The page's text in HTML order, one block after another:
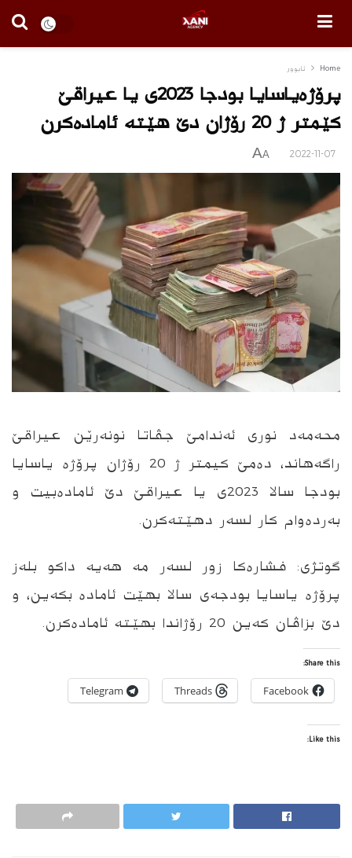
Home ئابوور
پرۆژه‌یاسایا بودجا 2023ى یا عیراقێ
كێمتر ژ 20 رۆژان دێ هێته‌ ئاماده‌كرن
2022-11-07
A
A
محه‌مه‌د نوری ئه‌ندامێ جڤاتا نونه‌رێن عیراقێ
راگه‌هاند، ده‌مێ كیمتر ژ 20 رۆژان پرۆژه‌ یاسایا
بودجا سالا 2023ى یا عیراقێ دێ ئاماده‌بیت و
به‌رده‌وام كار لسه‌ر دهێته‌كرن.
گوتژى: فشاره‌كا زور لسه‌ر مه‌ هه‌یه‌ داكو بله‌ز
پرۆژه‌ یاسایا بودجه‌ى سالا بهێت ئاماده‌ بكه‌ین، و
دێ بزاڤان كه‌ین 20 رۆژاندا بهێته‌ ئاماده‌كرن‌‌‌‌‌‌.
Share this:
Facebook
Threads
Telegram
Like this: